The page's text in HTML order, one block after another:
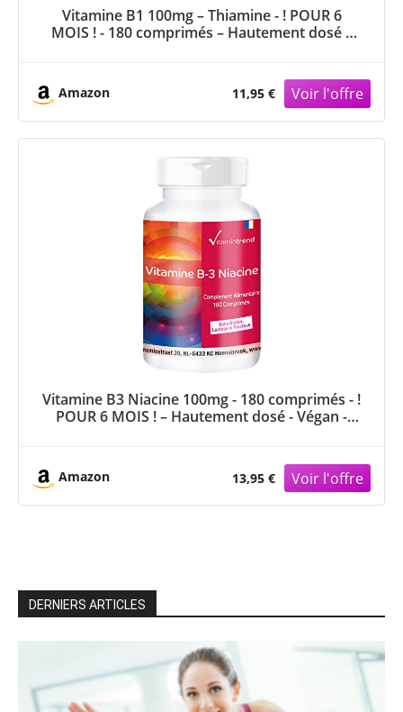
Vitamine B1 100mg – Thiamine - ! POUR 6
MOIS ! - 180 comprimés – Hautement dosé –
Amazon 11,95 €
Vitamine B3 Niacine 100mg - 180 comprimés - !
POUR 6 MOIS ! – Hautement dosé - Végan -
Amazon 13,95 €
DERNIERS ARTICLES